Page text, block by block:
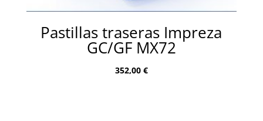
Pastillas traseras Impreza
GC/GF MX72
352,00 €